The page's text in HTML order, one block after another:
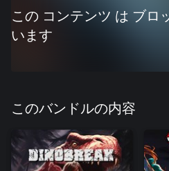
この コンテンツ は ブロ
います
このバンドルの内容